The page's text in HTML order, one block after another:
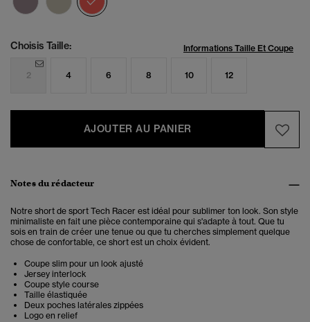
Choisis Taille: Informations Taille Et Coupe
2 4 6 8 10 12
AJOUTER AU PANIER
Notes du rédacteur
Notre short de sport Tech Racer est idéal pour sublimer ton look. Son style
minimaliste en fait une pièce contemporaine qui s'adapte à tout. Que tu
sois en train de créer une tenue ou que tu cherches simplement quelque
chose de confortable, ce short est un choix évident.
Coupe slim pour un look ajusté
Jersey interlock
Coupe style course
Taille élastiquée
Deux poches latérales zippées
Logo en relief